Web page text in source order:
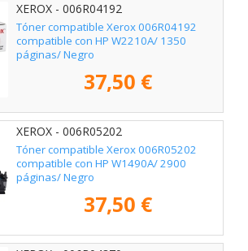
XEROX - 006R04192
Tóner compatible Xerox 006R04192
compatible con HP W2210A/ 1350
páginas/ Negro
37,50 €
XEROX - 006R05202
Tóner compatible Xerox 006R05202
compatible con HP W1490A/ 2900
páginas/ Negro
37,50 €